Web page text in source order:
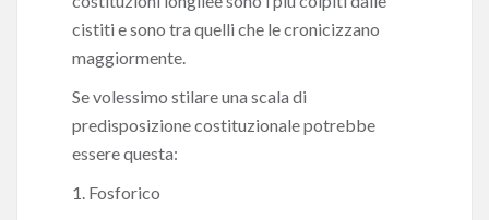
cistiti e sono tra quelli che le cronicizzano
maggiormente.
Se volessimo stilare una scala di
predisposizione costituzionale potrebbe
essere questa:
1. Fosforico